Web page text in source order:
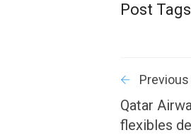
Post
Qatar
flexibles